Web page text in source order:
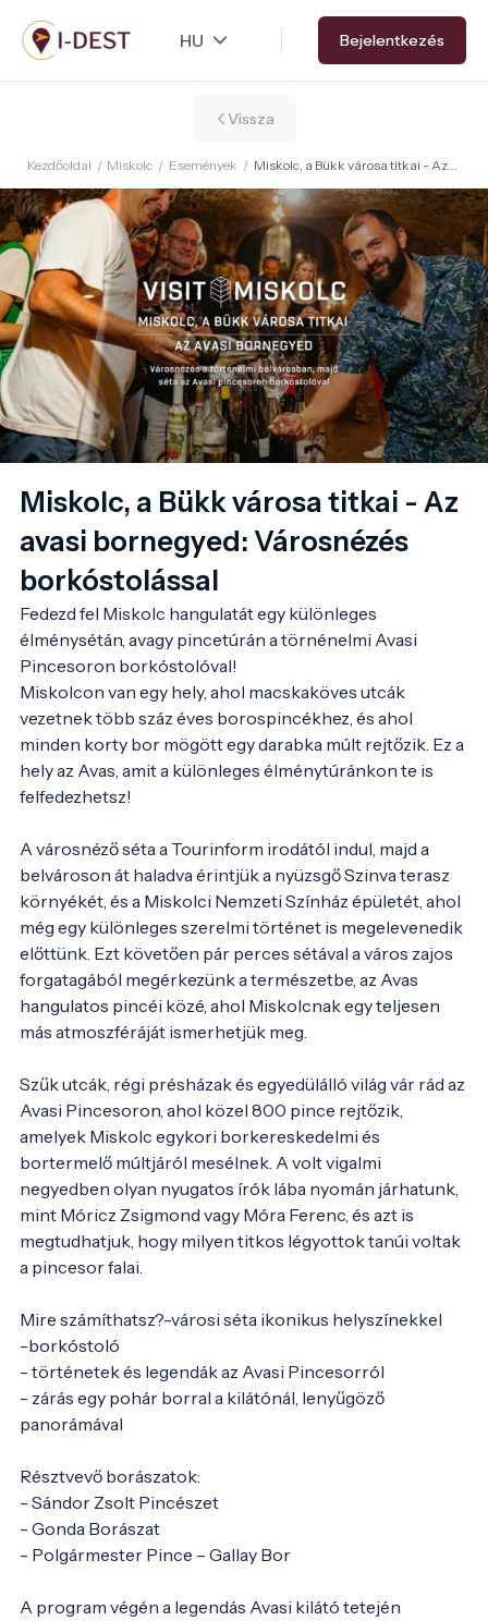
Ugrás
a
tartalomra
Bejelentkezés
Vissza
Kezdőoldal / Miskolc / Események / Miskolc, a Bükk városa titkai - Az
avasi bornegyed: Városnézés
borkóstolással
Miskolc, a Bükk városa titkai - Az
avasi bornegyed: Városnézés
borkóstolással
Fedezd fel Miskolc hangulatát egy különleges
élménysétán, avagy pincetúrán a törnénelmi Avasi
Pincesoron borkóstolóval!
Miskolcon van egy hely, ahol macskaköves utcák
vezetnek több száz éves borospincékhez, és ahol
minden korty bor mögött egy darabka múlt rejtőzik. Ez a
hely az Avas, amit a különleges élménytúránkon te is
felfedezhetsz!
A városnéző séta a Tourinform irodától indul, majd a
belvároson át haladva érintjük a nyüzsgő Szinva terasz
környékét, és a Miskolci Nemzeti Színház épületét, ahol
még egy különleges szerelmi történet is megelevenedik
előttünk. Ezt követően pár perces sétával a város zajos
forgatagából megérkezünk a természetbe, az Avas
hangulatos pincéi közé, ahol Miskolcnak egy teljesen
más atmoszféráját ismerhetjük meg.
Szűk utcák, régi présházak és egyedülálló világ vár rád az
Avasi Pincesoron, ahol közel 800 pince rejtőzik,
amelyek Miskolc egykori borkereskedelmi és
bortermelő múltjáról mesélnek. A volt vigalmi
negyedben olyan nyugatos írók lába nyomán járhatunk,
mint Móricz Zsigmond vagy Móra Ferenc, és azt is
megtudhatjuk, hogy milyen titkos légyottok tanúi voltak
a pincesor falai.
Mire számíthatsz?-városi séta ikonikus helyszínekkel
-borkóstoló
- történetek és legendák az Avasi Pincesorról
- zárás egy pohár borral a kilátónál, lenyűgöző
panorámával
Résztvevő borászatok:
- Sándor Zsolt Pincészet
- Gonda Borászat
- Polgármester Pince – Gallay Bor
A program végén a legendás Avasi kilátó tetején